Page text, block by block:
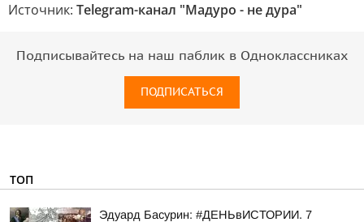
Источник: Telegram-канал "Мадуро - не дура"
Подписывайтесь на наш паблик в Одноклассниках
ПОДПИСАТЬСЯ
ТОП
Эдуард Басурин: #ДЕНЬвИСТОРИИ. 7